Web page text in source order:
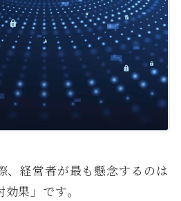
、経営者が最も懸念するのは
果」です。